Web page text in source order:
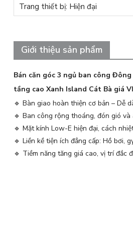
Trang thiết bị: Hiện đại
Giới thiệu sản phẩm
Bán căn góc 3 ngủ ban công
tầng cao Xanh Island Cát Bà giá
🔹 Bàn giao hoàn thiện cơ bản – Dễ
🔹 Ban công rộng thoáng, đón gió
🔹 Mặt kính Low-E hiện đại, cách
🔹 Liền kề tiện ích đẳng cấp: Hồ bơi,
🔹 Tiềm năng tăng giá cao, vị trí đắc